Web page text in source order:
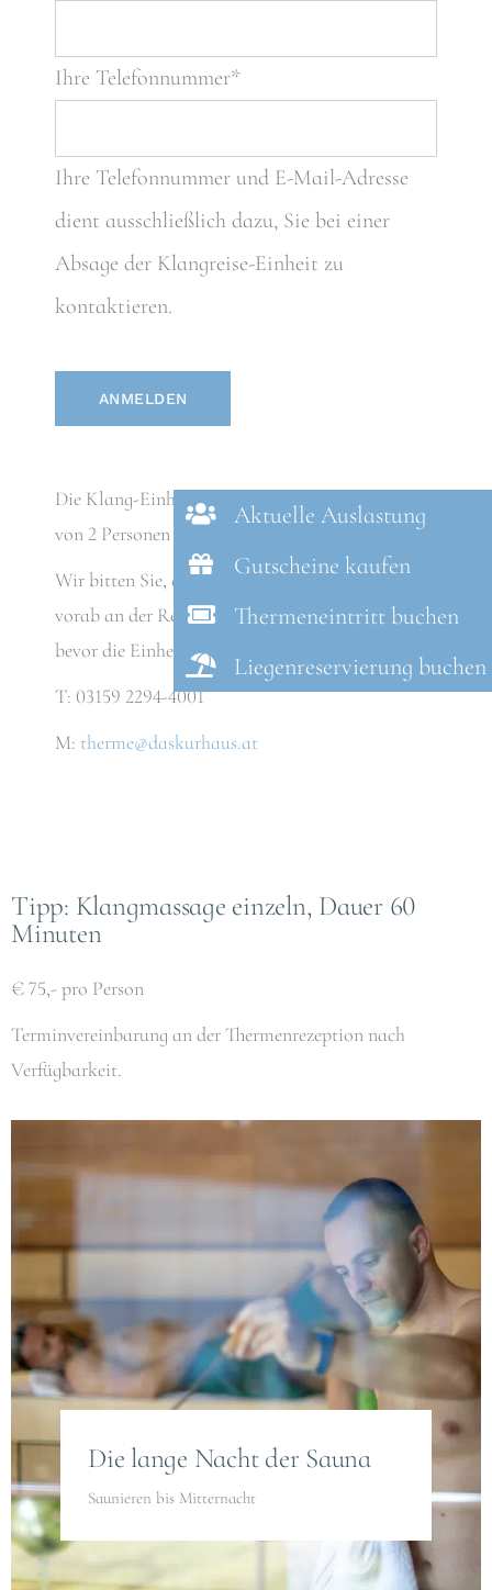
Ihre Telefonnummer*
Ihre Telefonnummer und E-Mail-Adresse
dient ausschließlich dazu, Sie bei einer
Absage der Klangreise-Einheit zu
kontaktieren.
ANMELDEN
Die Klang-Einheit findet ab einer Teilnehmerzahl
von 2 Personen statt.
Wir bitten Sie, die Teilnahme an der Klangreise
vorab an der Rezeption der Therme zu bezahlen,
bevor die Einheit beginnt.
T: 03159 2294-4001
M: therme@daskurhaus.at
Tipp: Klangmassage einzeln, Dauer 60
Minuten
€ 75,- pro Person
Terminvereinbarung an der Thermenrezeption nach
Verfügbarkeit.
Die lange Nacht der Sauna
Saunieren bis Mitternacht
Aktuelle Auslastung
Gutscheine kaufen
Thermeneintritt buchen
Liegenreservierung buchen